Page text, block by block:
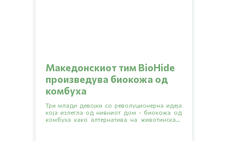
Македонскиот тим BioHide
произведува биокожа од
комбуха
Три млади девојки со револуционерна идеја
која излегла од нивниот дом - биокожа од
комбуха како алтернатива на животинската